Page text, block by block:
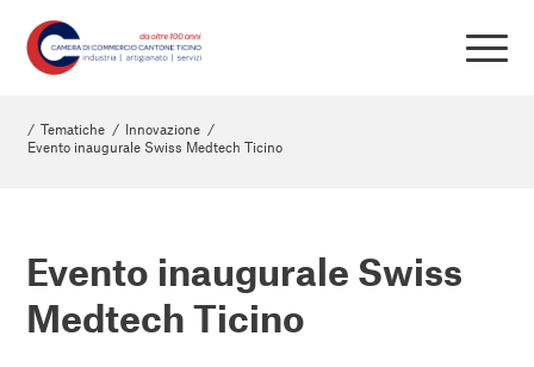
/ Tematiche / Innovazione /
Evento inaugurale Swiss Medtech Ticino
Evento inaugurale Swiss
Medtech Ticino